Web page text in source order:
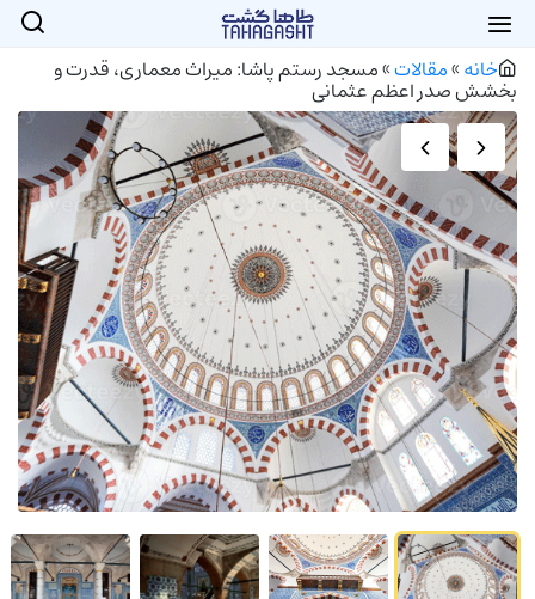
خانه»مقالات»مسجد رستم پاشا: میراث معماری، قدرت و
بخشش صدر اعظم عثمانی